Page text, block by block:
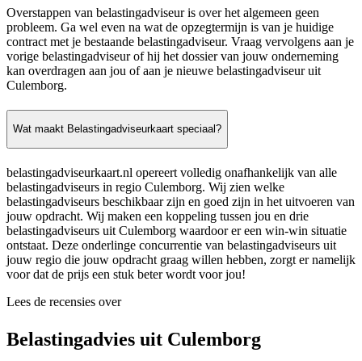
Overstappen van belastingadviseur is over het algemeen geen
probleem. Ga wel even na wat de opzegtermijn is van je huidige
contract met je bestaande belastingadviseur. Vraag vervolgens aan je
vorige belastingadviseur of hij het dossier van jouw onderneming
kan overdragen aan jou of aan je nieuwe belastingadviseur uit
Culemborg.
Wat maakt Belastingadviseurkaart speciaal?
belastingadviseurkaart.nl opereert volledig onafhankelijk van alle
belastingadviseurs in regio Culemborg. Wij zien welke
belastingadviseurs beschikbaar zijn en goed zijn in het uitvoeren van
jouw opdracht. Wij maken een koppeling tussen jou en drie
belastingadviseurs uit Culemborg waardoor er een win-win situatie
ontstaat. Deze onderlinge concurrentie van belastingadviseurs uit
jouw regio die jouw opdracht graag willen hebben, zorgt er namelijk
voor dat de prijs een stuk beter wordt voor jou!
Lees de recensies over
Belastingadvies uit Culemborg